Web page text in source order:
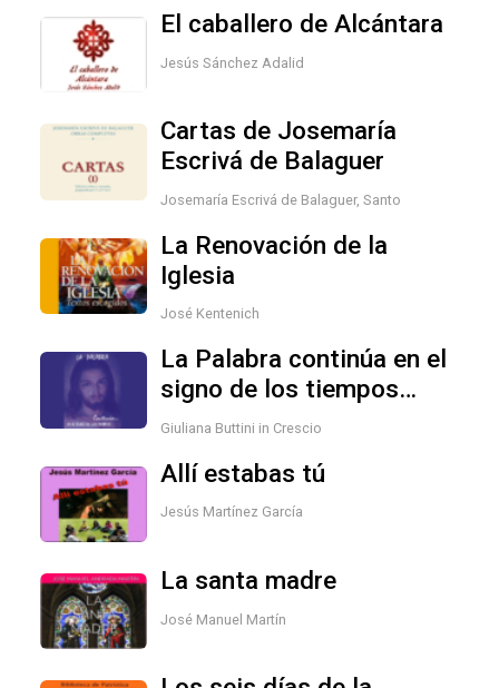
El caballero de Alcántara
Jesús Sánchez Adalid
Cartas de Josemaría
Escrivá de Balaguer
Josemaría Escrivá de Balaguer, Santo
La Renovación de la
Iglesia
José Kentenich
La Palabra continúa en el
signo de los tiempos
Volumenes I, II y III
Giuliana Buttini in Crescio
Allí estabas tú
Jesús Martínez García
La santa madre
José Manuel Martín